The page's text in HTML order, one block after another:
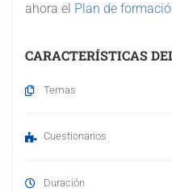
ahora el Plan de
CARACTERÍSTICAS
Temas
Cuestionarios
Duración